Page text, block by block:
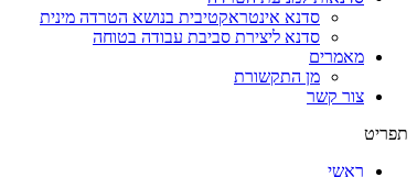
סדנא אינטראקטיבית בנושא הטרדה מינית
סדנא ליצירת סביבת עבודה בטוחה
מאמרים
מן התקשורת
צור קשר
תפריט
ראשי